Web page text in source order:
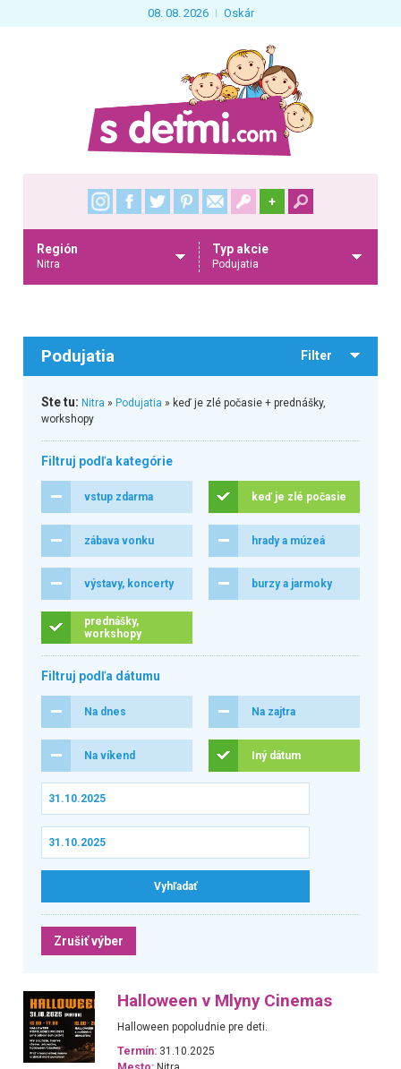
08. 08. 2026 Oskár
+
Región
Nitra
Typ akcie
Podujatia
Podujatia Filter
Ste tu: Nitra » Podujatia » keď je zlé počasie + prednášky,
workshopy
Filtruj podľa kategórie
vstup zdarma keď je zlé počasie
zábava vonku hrady a múzeá
výstavy, koncerty burzy a jarmoky
prednášky,
workshopy
Filtruj podľa dátumu
Na dnes Na zajtra
Na víkend Iný dátum
Zrušiť výber
Halloween v Mlyny Cinemas
Halloween popoludnie pre deti.
Termín: 31.10.2025